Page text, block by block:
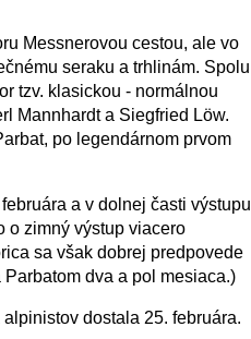
Messnerovou cestou, ale vo
seraku a trhlinám. Spolu
tzv. klasickou - normálnou
Mannhardt a Siegfried Löw.
po legendárnom prvom
a v dolnej časti výstupu
o zimný výstup viacero
sa však dobrej predpovede
dva a pol mesiaca.)
dostala 25. februára.